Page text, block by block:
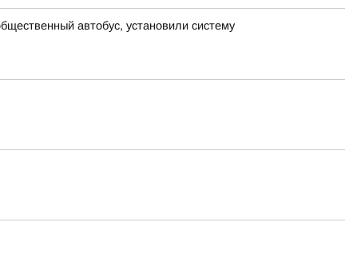
автобус, установили систему